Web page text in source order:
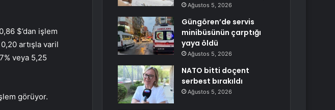
$’dan işlem
artışla varil
veya 5,25
görüyor.
Ağustos 5, 2026
Güngören’de servis
minibüsünün çarptığı
yaya öldü
Ağustos 5, 2026
NATO bitti doçent
serbest bırakıldı
Ağustos 5, 2026